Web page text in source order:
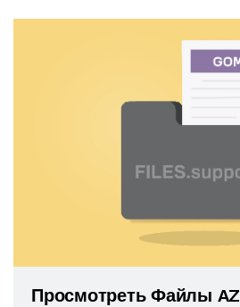
Просмотреть Файлы AZ